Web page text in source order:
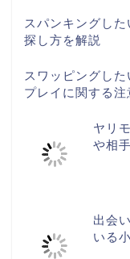
スパンキングし
探し方を解説
スワッピングし
プレイに関する注
ヤリ
や相
出会
いる